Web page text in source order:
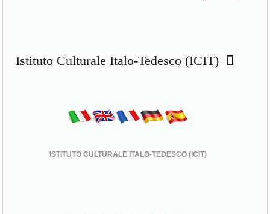
Istituto Culturale Italo-Tedesco (ICIT)
ISTITUTO CULTURALE ITALO-TEDESCO (ICIT)